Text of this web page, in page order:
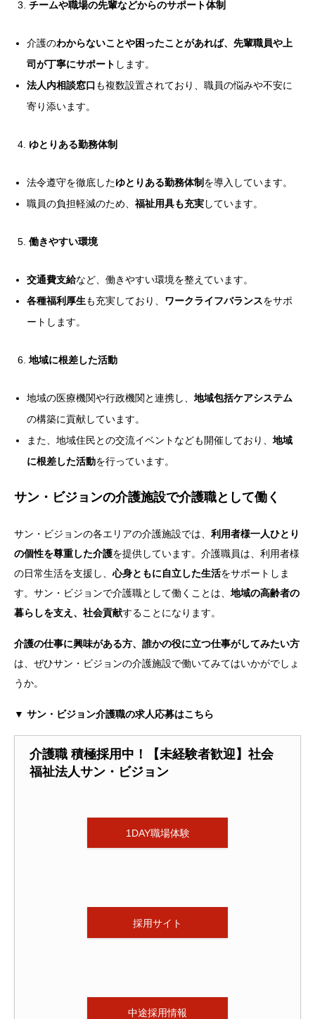
チームや職場の先輩などからのサポート体制
介護のわからないことや困ったことがあれば、先輩職員や上
司が丁寧にサポート します。
法人内相談窓口 も複数設置されており、職員の悩みや不安に
寄り添います。
ゆとりある勤務体制
法令遵守を徹底したゆとりある勤務体制 を導入しています。
職員の負担軽減のため、福祉用具も充実しています。
働きやすい環境
交通費支給など、働きやすい環境を整えています。
各種福利厚生も充実しており、 ワークライフバランスをサポ
ートします。
地域に根差した活動
地域の医療機関や行政機関と連携し、地域包括ケアシステム
の構築に貢献しています。
また、地域住民との交流イベントなども開催しており、地域
に根差した活動を行っています。
サン・ビジョンの介護施設で介護職として働く
サン・ビジョンの各エリアの介護施設では、 利用者様一人ひとり
の個性を尊重した介護を提供しています。介護職員は、利用者様
の日常生活を支援し、 心身ともに自立した生活をサポートしま
す。サン・ビジョンで介護職として働くことは、 地域の高齢者の
暮らしを支え、社会貢献することになります。
介護の仕事に興味がある方、誰かの役に立つ仕事がしてみたい方
は、ぜひサン・ビジョンの介護施設で働いてみてはいかがでしょ
うか。
▼ サン・ビジョン介護職の求人応募はこちら
介護職 積極採用中！【未経験者歓迎】社会
福祉法人サン・ビジョン
1DAY職場体験
採用サイト
中途採用情報